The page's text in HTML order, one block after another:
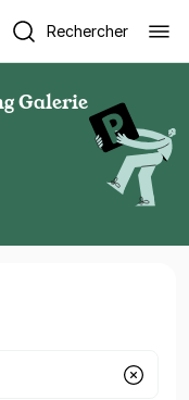
Rechercher
Galerie